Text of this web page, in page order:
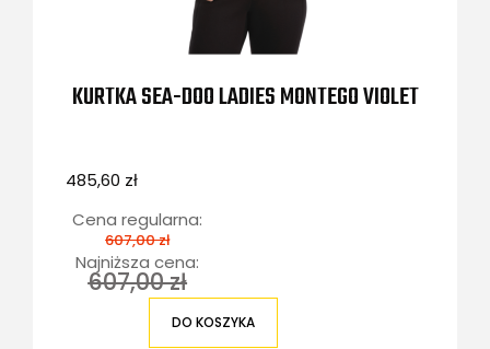
KURTKA SEA-DOO LADIES MONTEGO VIOLET
485,60 zł
Cena regularna:
607,00 zł
Najniższa cena:
607,00 zł
DO KOSZYKA